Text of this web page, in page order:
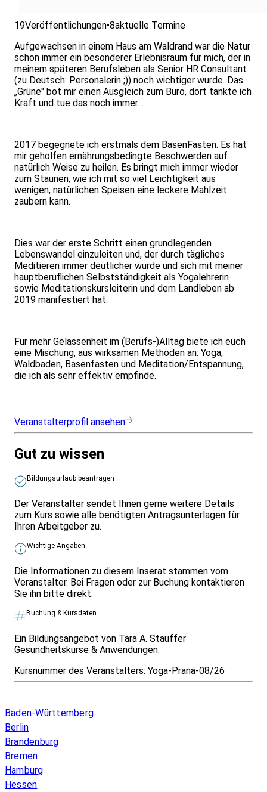
19Veröffentlichungen•8aktuelle Termine
Aufgewachsen in einem Haus am Waldrand war die Natur
schon immer ein besonderer Erlebnisraum für mich, der in
meinem späteren Berufsleben als Senior HR Consultant
(zu Deutsch: Personalerin ;)) noch wichtiger wurde. Das
„Grüne" bot mir einen Ausgleich zum Büro, dort tankte ich
Kraft und tue das noch immer…
2017 begegnete ich erstmals dem BasenFasten. Es hat
mir geholfen ernährungsbedingte Beschwerden auf
natürlich Weise zu heilen. Es bringt mich immer wieder
zum Staunen, wie ich mit so viel Leichtigkeit aus
wenigen, natürlichen Speisen eine leckere Mahlzeit
zaubern kann.
Dies war der erste Schritt einen grundlegenden
Lebenswandel einzuleiten und, der durch tägliches
Meditieren immer deutlicher wurde und sich mit meiner
hauptberuflichen Selbstständigkeit als Yogalehrerin
sowie Meditationskursleiterin und dem Landleben ab
2019 manifestiert hat.
Für mehr Gelassenheit im (Berufs-)Alltag biete ich euch
eine Mischung, aus wirksamen Methoden an: Yoga,
Waldbaden, Basenfasten und Meditation/Entspannung,
die ich als sehr effektiv empfinde.
Veranstalterprofil ansehen
Gut zu wissen
Bildungsurlaub beantragen
Der Veranstalter sendet Ihnen gerne weitere Details
zum Kurs sowie alle benötigten Antragsunterlagen für
Ihren Arbeitgeber zu.
Wichtige Angaben
Die Informationen zu diesem Inserat stammen vom
Veranstalter. Bei Fragen oder zur Buchung kontaktieren
Sie ihn bitte direkt.
Buchung & Kursdaten
Ein Bildungsangebot von Tara A. Stauffer
Gesundheitskurse & Anwendungen.
Kursnummer des Veranstalters: Yoga-Prana-08/26
Baden-Württemberg
Berlin
Brandenburg
Bremen
Hamburg
Hessen